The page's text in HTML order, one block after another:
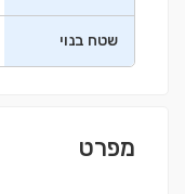
שטח בנוי
מפרט